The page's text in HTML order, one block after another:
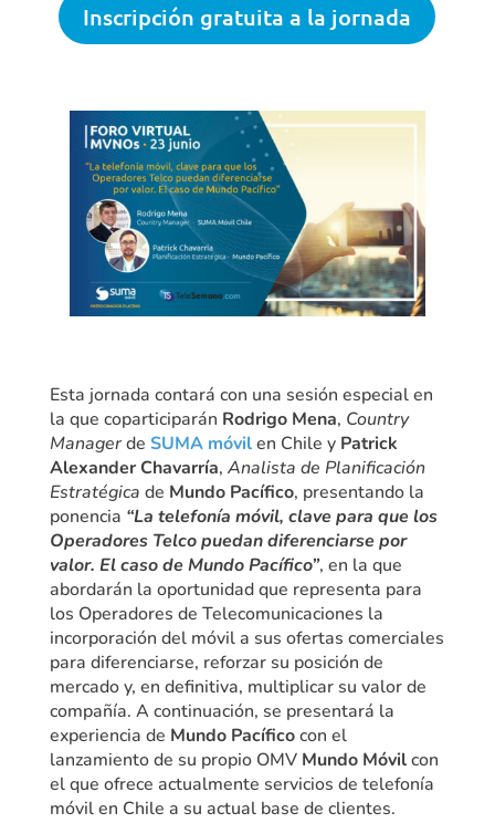
Inscripción gratuita a la jornada
Esta jornada contará con una sesión especial en
la que coparticiparán Rodrigo Mena, Country
Managerde SUMA móvilen Chile y Patrick
Alexander Chavarría, Analista de Planificación
Estratégica de Mundo Pacífico, presentando la
ponencia “La telefonía móvil, clave para que los
Operadores Telco puedan diferenciarse por
valor. El caso de Mundo Pacífico”, en la que
abordarán la oportunidad que representa para
los Operadores de Telecomunicaciones la
incorporación del móvil a sus ofertas comerciales
para diferenciarse, reforzar su posición de
mercado y, en definitiva, multiplicar su valor de
compañía. A continuación, se presentará la
experiencia de Mundo Pacíficocon el
lanzamiento de su propio OMV Mundo Móvilcon
el que ofrece actualmente servicios de telefonía
móvil en Chile a su actual base de clientes.